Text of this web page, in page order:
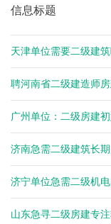
信息标题
天津单位需要二级建
聘河南省二级建造师
广州单位：二级房建
济南急需二级建筑长
济宁单位急需二级机
山东急寻二级房建专